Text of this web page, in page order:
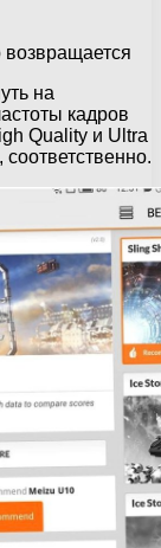
на
кадров
Quality и Ultra